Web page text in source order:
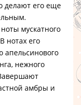
делают его еще
мускатного
нотах его
апельсинового
нежного
амбры и